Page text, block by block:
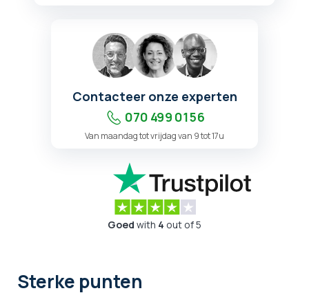
Contacteer onze experten
070 499 01 56
Van maandag tot vrijdag van 9 tot 17u
Goed with 4 out of 5
Sterke punten